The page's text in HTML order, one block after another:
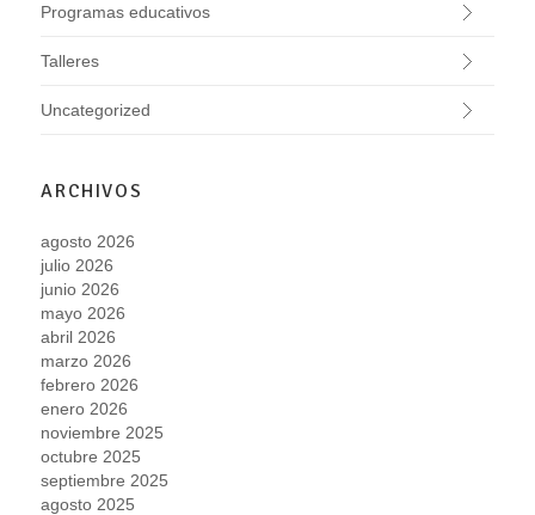
Programas educativos
Talleres
Uncategorized
ARCHIVOS
agosto 2026
julio 2026
junio 2026
mayo 2026
abril 2026
marzo 2026
febrero 2026
enero 2026
noviembre 2025
octubre 2025
septiembre 2025
agosto 2025